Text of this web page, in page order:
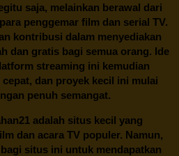
saja, melainkan berawal dari
penggemar film dan serial TV.
kontribusi dalam menyediakan
dan gratis bagi semua orang. Ide
streaming ini kemudian
dan proyek kecil ini mulai
penuh semangat.
adalah situs kecil yang
dan acara TV populer. Namun,
situs ini untuk mendapatkan